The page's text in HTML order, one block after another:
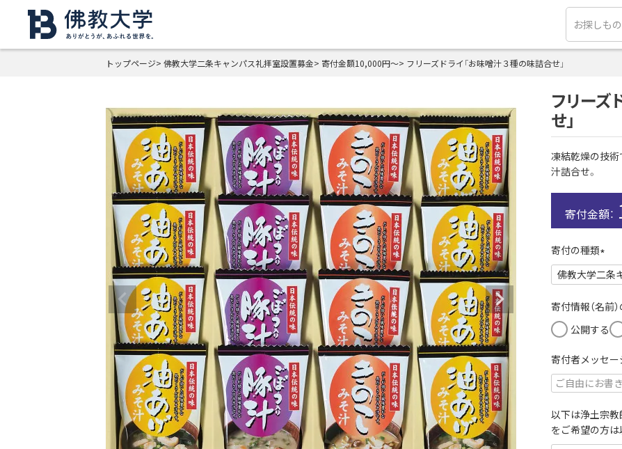
トップページ 佛教大学二条キャンパス礼拝室設置募金 寄付金額10,000円～ フリーズドライ「お味噌汁３種の味詰合せ」
フリーズ
せ」
凍結乾燥の技
汁詰合せ。
寄付の種類
(
必
須
寄付情報（名前
公開する
寄付者メッセー
以下は浄土宗
をご希望の方は